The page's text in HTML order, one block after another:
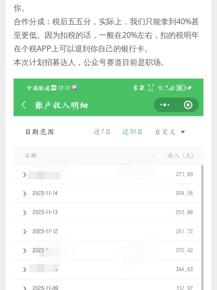
你。
合作分成：税后五五分，实际上，我们只能拿到40%甚
至更低。因为扣税的话，一般在20%左右，扣的税明年
在个税APP上可以退到你自己的银行卡。
本次计划招募达人，公众号赛道目前是职场。